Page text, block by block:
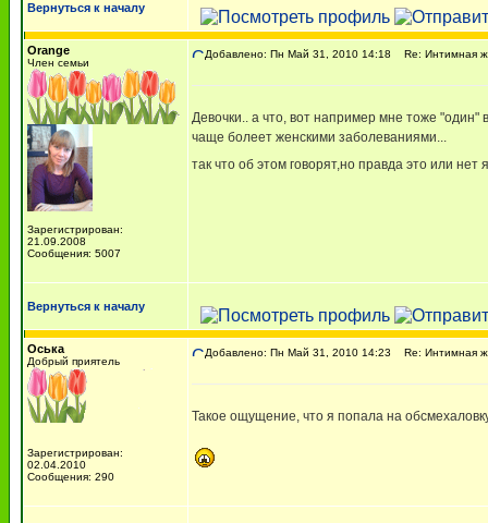
Вернуться к началу
Orange
Член семьи
Зарегистрирован:
21.09.2008
Сообщения: 5007
Добавлено: Пн Май 31, 2010 14:18 Re: Интимная
Девочки.. а что, вот например мне тоже
чаще болеет женскими заболеваниями...
так что об этом говорят,но правда это или нет
Вернуться к началу
Оська
Добрый приятель
Зарегистрирован:
02.04.2010
Сообщения: 290
Добавлено: Пн Май 31, 2010 14:23 Re: Интимная
Такое ощущение, что я попала на